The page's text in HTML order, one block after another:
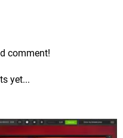
comment!
yet...